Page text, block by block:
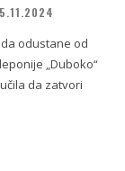
odustane od
„Duboko“
da zatvori